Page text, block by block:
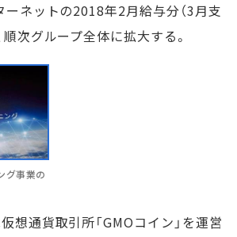
ネットの2018年2月給与分（3月支
順次グループ全体に拡大する。
グ事業の
想通貨取引所「GMOコイン」を運営